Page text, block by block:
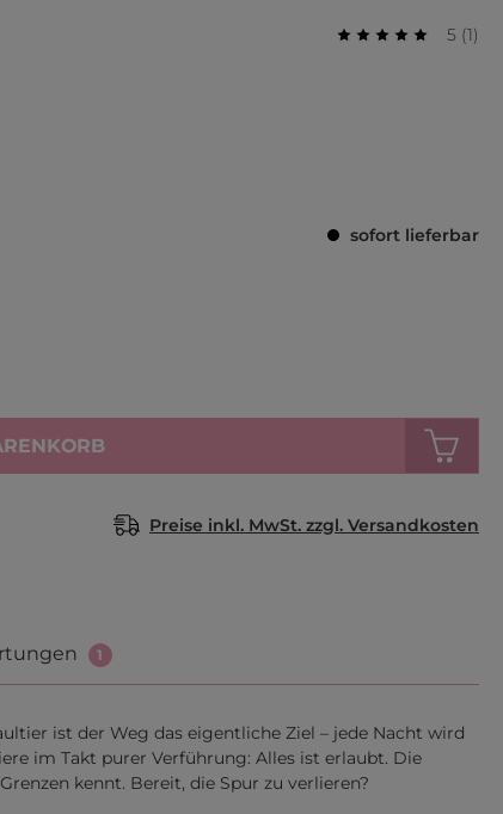
5 (1)
sofort lieferbar
Preise inkl. MwSt. zzgl. Versandkosten
1
ist der Weg das eigentliche Ziel – jede Nacht wird
im Takt purer Verführung: Alles ist erlaubt. Die
kennt. Bereit, die Spur zu verlieren?